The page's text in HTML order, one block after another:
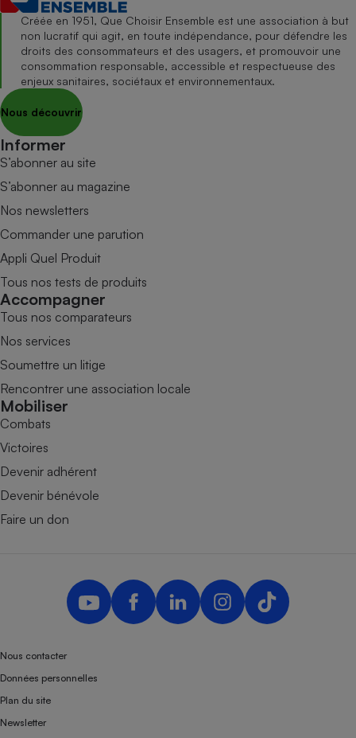
Créée en 1951, Que Choisir Ensemble est une association à but
non lucratif qui agit, en toute indépendance, pour défendre les
droits des consommateurs et des usagers, et promouvoir une
consommation responsable, accessible et respectueuse des
enjeux sanitaires, sociétaux et environnementaux.
Nous découvrir
Informer
S’abonner au site
S’abonner au magazine
Nos newsletters
Commander une parution
Appli Quel Produit
Tous nos tests de produits
Accompagner
Tous nos comparateurs
Nos services
Soumettre un litige
Rencontrer une association locale
Mobiliser
Combats
Victoires
Devenir adhérent
Devenir bénévole
Faire un don
Nous contacter
Données personnelles
Plan du site
Newsletter